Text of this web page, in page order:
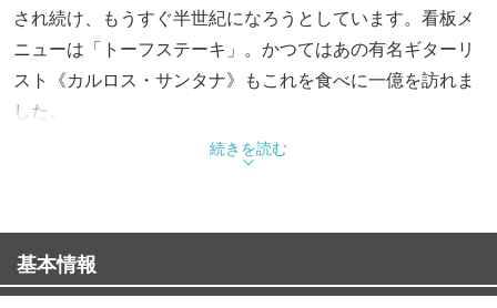
され続け、もうすぐ半世紀になろうとしています。看板メ
ニューは「トーフステーキ」。かつてはあの有名ギターリ
スト《カルロス・サンタナ》もこれを食べに一億を訪れま
した。
ミッドタウンすぐそば。《マグロ生姜焼き丼定食》がおす
■元祖トーフステーキ■
ほぼ100％のお客様がご注文される不動の人気メニュー
本当に美味しいものを気取らずに食べたい方、ぜひ一度い
続きを読む
基本情報